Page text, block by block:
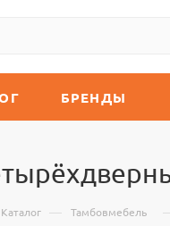
БРЕНДЫ
Каталог — Тамбовмебель